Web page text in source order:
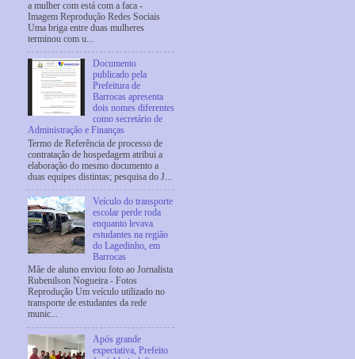
a mulher com está com a faca -
Imagem Reprodução Redes Sociais
Uma briga entre duas mulheres
terminou com u...
Documento
publicado pela
Prefeitura de
Barrocas apresenta
dois nomes diferentes
como secretário de
Administração e Finanças
Termo de Referência de processo de
contratação de hospedagem atribui a
elaboração do mesmo documento a
duas equipes distintas; pesquisa do J...
Veículo do transporte
escolar perde roda
enquanto levava
estudantes na região
do Lagedinho, em
Barrocas
Mãe de aluno enviou foto ao Jornalista
Rubenilson Nogueira - Fotos
Reprodução Um veículo utilizado no
transporte de estudantes da rede
munic...
Após grande
expectativa, Prefeito